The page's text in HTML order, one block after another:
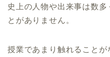
史上の人物や出来事は数
とがありません。
授業であまり触れることが